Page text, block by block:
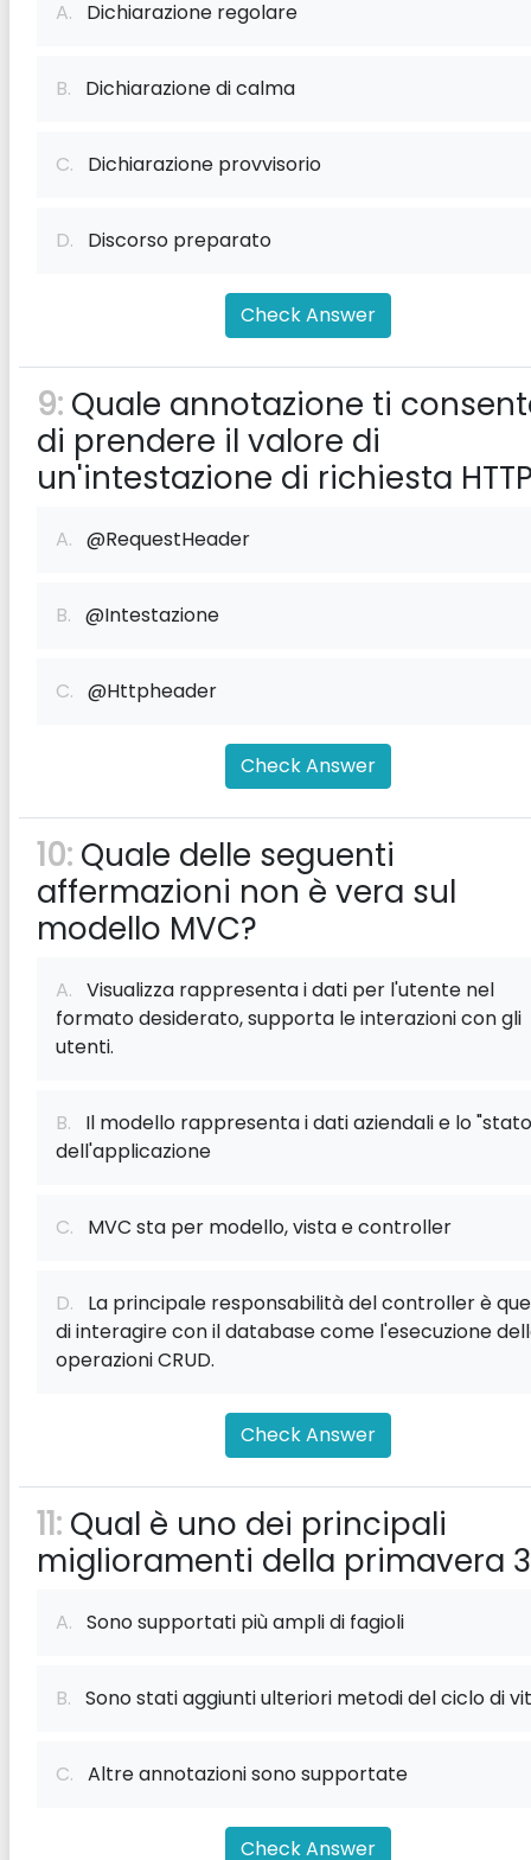
A. Dichiarazione regolare
B. Dichiarazione di calma
C. Dichiarazione provvisorio
D. Discorso preparato
Check Answer
9: Quale annotazione ti
di prendere il valore di
un'intestazione di richiesta
A. @RequestHeader
B. @Intestazione
C. @Httpheader
Check Answer
10: Quale delle seguenti
affermazioni non è vera sul
modello MVC?
A. Visualizza rappresenta i dati per l'utente nel
formato desiderato, supporta le interazioni con gli
utenti.
B. Il modello rappresenta i dati aziendali e lo
dell'applicazione
C. MVC sta per modello, vista e controller
D. La principale responsabilità del controller è
di interagire con il database come l'esecuzione
operazioni CRUD.
Check Answer
11: Qual è uno dei principali
miglioramenti della primavera
A. Sono supportati più ampli di fagioli
B. Sono stati aggiunti ulteriori metodi del ciclo di
C. Altre annotazioni sono supportate
Check Answer